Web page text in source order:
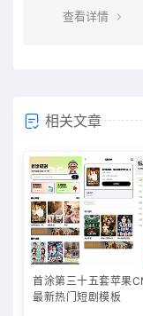
查看详情
相关文章
首涂第三十五套苹果
最新热门短剧模板